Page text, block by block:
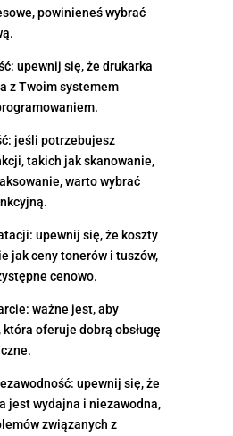
powinieneś wybrać
upewnij się, że drukarka
z Twoim systemem
jeśli potrzebujesz
takich jak skanowanie,
warto wybrać
upewnij się, że koszty
jak ceny tonerów i tuszów,
cenowo.
ważne jest, aby
oferuje dobrą obsługę
upewnij się, że
jest wydajna i niezawodna,
związanych z